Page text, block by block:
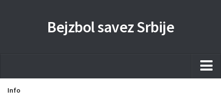
Bejzbol savez Srbije
Home
Info